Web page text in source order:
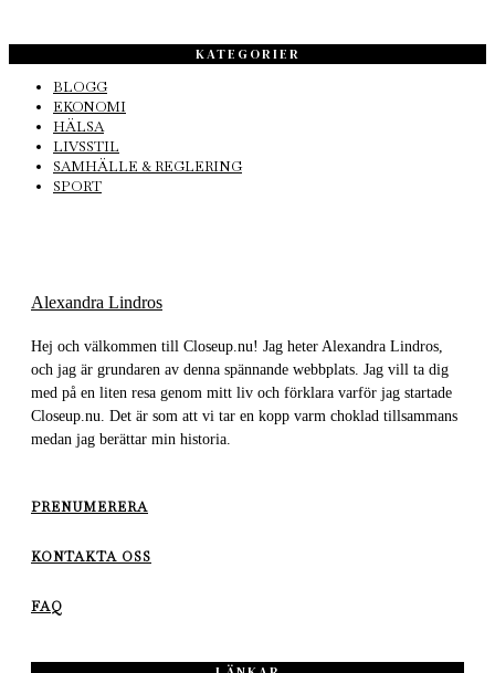
KATEGORIER
BLOGG
EKONOMI
HÄLSA
LIVSSTIL
SAMHÄLLE & REGLERING
SPORT
Alexandra Lindros
Hej och välkommen till Closeup.nu! Jag heter Alexandra Lindros,
och jag är grundaren av denna spännande webbplats. Jag vill ta dig
med på en liten resa genom mitt liv och förklara varför jag startade
Closeup.nu. Det är som att vi tar en kopp varm choklad tillsammans
medan jag berättar min historia.
PRENUMERERA
KONTAKTA OSS
FAQ